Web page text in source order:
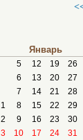
Январь
5 12 19
26
6
13 20
27
7
14 21
28
1
8 15 22
29
2
9 16 23
30
3
10 17 24
31